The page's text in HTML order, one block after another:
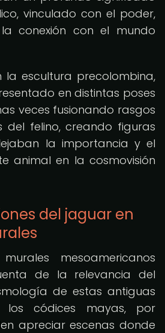
vinculado con el poder,
conexión con el mundo
la escultura precolombina,
en distintas poses
veces fusionando rasgos
del felino, creando figuras
la importancia y el
animal en la cosmovisión
del jaguar en
mesoamericanos
de la relevancia del
de estas antiguas
los códices mayas, por
apreciar escenas donde